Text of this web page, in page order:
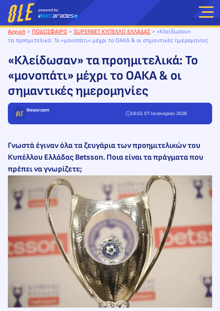
Μετάβαση
στο
περιεχόμενο
Αρχική > ΠΟΔΟΣΦΑΙΡΟ > SUPERBET ΚΥΠΕΛΛΟ ΕΛΛΑΔΑΣ > «Κλείδωσαν»
τα προημιτελικά: Το «μονοπάτι» μέχρι το ΟΑΚΑ & οι σημαντικές ημερομηνίες
«Κλείδωσαν» τα προημιτελικά: Το
«μονοπάτι» μέχρι το ΟΑΚΑ & οι
σημαντικές ημερομηνίες
Newsroom
18:53, 07. Ιανουαρίου 2026
Γνωστά έγιναν όλα τα ζευγάρια των προημιτελικών του
Κυπέλλου Ελλάδας Betsson. Ποια είναι τα πράγματα που
πρέπει να γνωρίζετε;